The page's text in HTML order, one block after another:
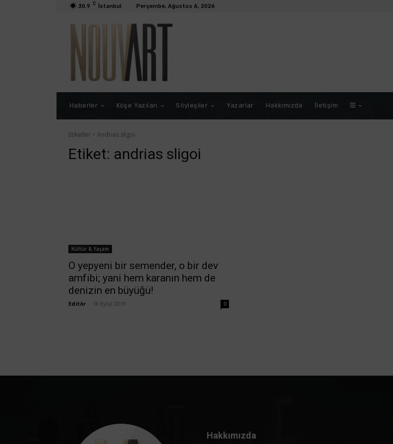
30.9 C İstanbul Perşembe, Ağustos 6, 2026
Haberler Köşe Yazıları Söyleşiler Yazarlar Hakkımızda İletişim
Etiketler Andrias sligoi
Etiket: andrias sligoi
Kültür & Yaşam
O yepyeni bir semender, o bir dev
amfibi; yani hem karanın hem de
denizin en büyüğü!
Editör 18 Eylül 2019 0
Hakkımızda